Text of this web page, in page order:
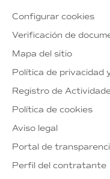
Configurar cookies
Verificación de
Mapa del sitio
Política de privacidad
Registro de
Política de cookies
Aviso legal
Portal de
Perfil del contratante